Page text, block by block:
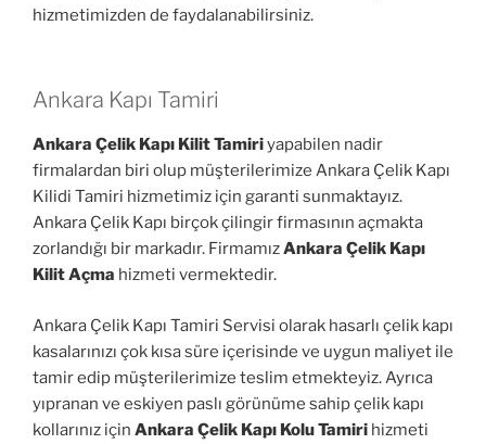
hizmetimizden de faydalanabilirsiniz.
Ankara Kapı Tamiri
Ankara Çelik Kapı Kilit Tamiriyapabilen nadir
firmalardan biri olup müşterilerimize Ankara Çelik Kapı
Kilidi Tamiri hizmetimiz için garanti sunmaktayız.
Ankara Çelik Kapı birçok çilingir firmasının açmakta
zorlandığı bir markadır. FirmamızAnkara Çelik Kapı
Kilit Açma hizmeti vermektedir.
Ankara Çelik Kapı Tamiri Servisi olarak hasarlı çelik kapı
kasalarınızı çok kısa süre içerisinde ve uygun maliyet ile
tamir edip müşterilerimize teslim etmekteyiz. Ayrıca
yıpranan ve eskiyen paslı görünüme sahip çelik kapı
kollarınız için Ankara Çelik Kapı Kolu Tamiri hizmeti